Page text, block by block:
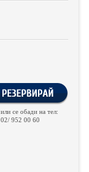
или се обади на тел:
02/ 952 00 60